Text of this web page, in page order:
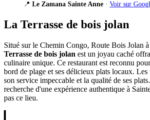
📍 Le Zamana Sainte Anne · Voir sur
La Terrasse de bois jolan
Situé sur le Chemin Congo, Route Bois Jolan
Terrasse de bois jolan est un joyau caché
culinaire unique. Ce restaurant est reconnu
bord de plage et ses délicieux plats locaux. Les
son service impeccable et la qualité de ses
recherche d'une expérience authentique à
pas ce lieu.